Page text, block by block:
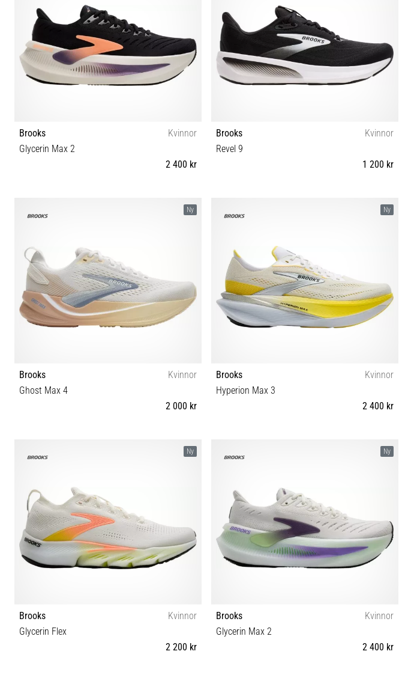
Brooks
Kvinnor
Glycerin Max 2
2 400 kr
Brooks
Kvinnor
Revel 9
1 200 kr
35½ 36½ 37½ 38 38½ 39 40 40½ 41 42 42½ 43 44
Ny
Brooks
Kvinnor
Ghost Max 4
2 000 kr
Ny
Brooks
Kvinnor
Hyperion Max 3
2 400 kr
Ny
Brooks
Kvinnor
Glycerin Flex
2 200 kr
Ny
Brooks
Kvinnor
Glycerin Max 2
2 400 kr